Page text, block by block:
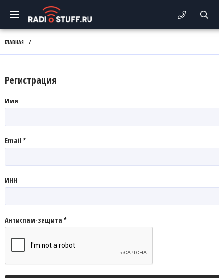
ГЛАВНАЯ /
Регистрация
Имя
Email *
ИНН
Антиспам-защита *